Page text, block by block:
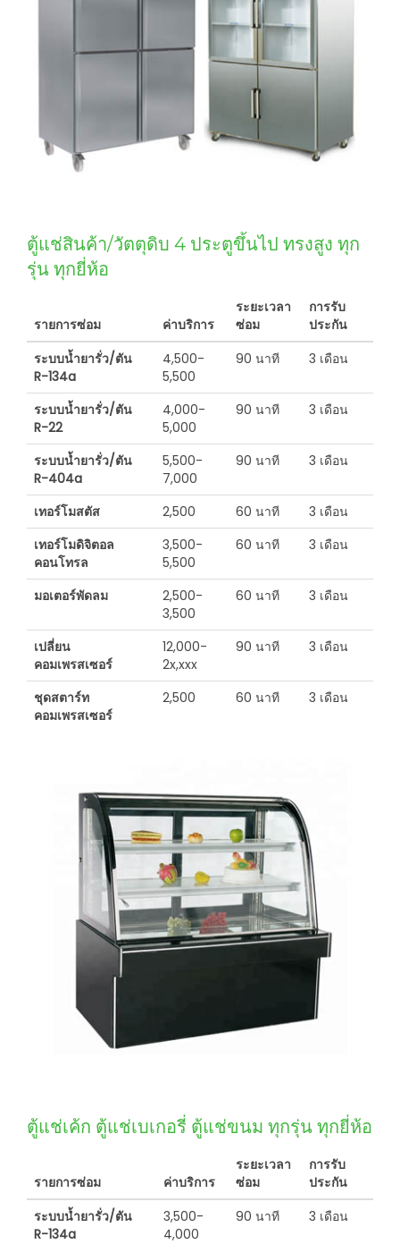
ตู้แช่สินค้า/วัตตุดิบ 4 ประตูขึ้นไป ทรงสูง ทุก
รุ่น ทุกยี่ห้อ
รายการซ่อม ค่าบริการ
ระยะเวลา
ซ่อม
การรับ
ประกัน
ระบบน้ำยารั่ว/ตัน
R-134a
4,500-
5,500
90 นาที 3 เดือน
ระบบน้ำยารั่ว/ตัน
R-22
4,000-
5,000
90 นาที 3 เดือน
ระบบน้ำยารั่ว/ตัน
R-404a
5,500-
7,000
90 นาที 3 เดือน
เทอร์โมสตัส 2,500 60 นาที
3 เดือน
เทอร์โมดิจิตอล
คอนโทรล
3,500-
5,500
60 นาที 3 เดือน
มอเตอร์พัดลม
2,500-
3,500
60 นาที 3 เดือน
เปลี่ยน
คอมเพรสเซอร์
12,000-
2x,xxx
90 นาที 3 เดือน
ชุดสตาร์ท
คอมเพรสเซอร์
2,500 60 นาที 3 เดือน
ตู้แช่เค้ก ตู้แช่เบเกอรี่ ตู้แช่ขนม ทุกรุ่น ทุกยี่ห้อ
รายการซ่อม ค่าบริการ
ระยะเวลา
ซ่อม
การรับ
ประกัน
ระบบน้ำยารั่ว/ตัน
R-134a
3,500-
4,000
90 นาที 3 เดือน